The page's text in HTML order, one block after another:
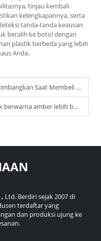
tinjau kembali
kelengkapannya, serta
tanda-tanda keausan
beralih ke botol dengan
plastik berbeda yang lebih
Anda.
Botol Jus Plastik dalam Jumlah Besar
berwarna putih untuk obat-obatan yang sensitif terhadap cahaya?
Ltd. Berdiri sejak 2007 di
terdaftar yang
dan produksi ujung ke